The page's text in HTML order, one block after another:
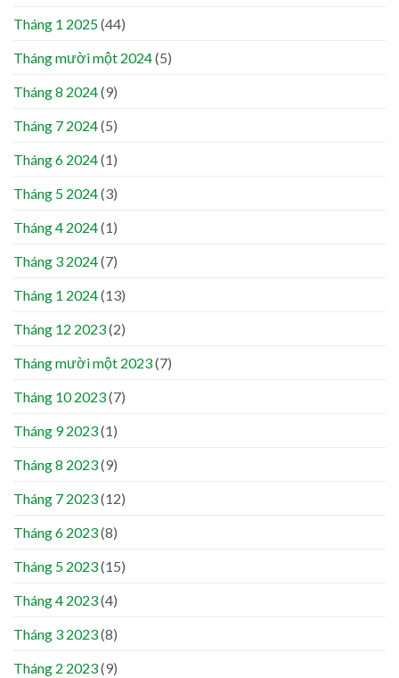
Tháng 1 2025(44)
Tháng mười một 2024(5)
Tháng 8 2024(9)
Tháng 7 2024(5)
Tháng 6 2024(1)
Tháng 5 2024(3)
Tháng 4 2024(1)
Tháng 3 2024(7)
Tháng 1 2024(13)
Tháng 12 2023(2)
Tháng mười một 2023(7)
Tháng 10 2023(7)
Tháng 9 2023(1)
Tháng 8 2023(9)
Tháng 7 2023(12)
Tháng 6 2023(8)
Tháng 5 2023(15)
Tháng 4 2023(4)
Tháng 3 2023(8)
Tháng 2 2023(9)